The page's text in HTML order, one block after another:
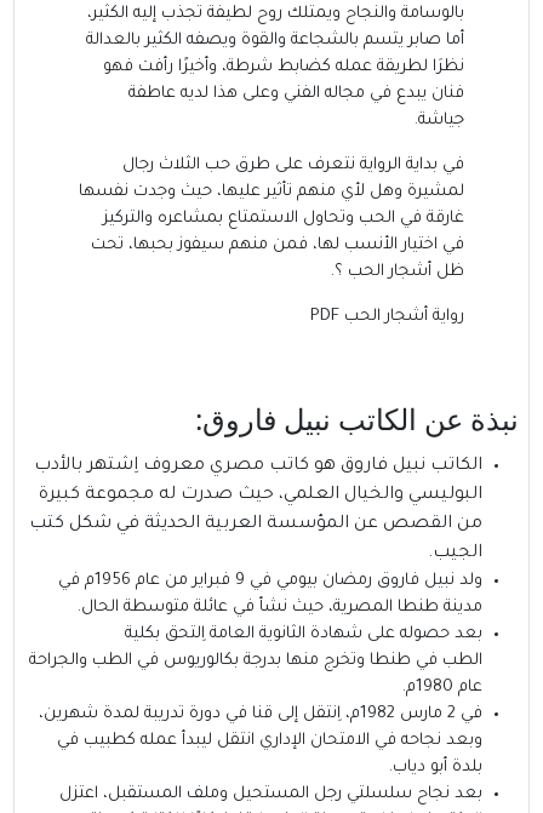
بالوسامة والنجاح ويمتلك روح لطيفة تجذب إليه الكثير،
أما صابر يتسم بالشجاعة والقوة ويصفه الكثير بالعدالة
نظرَا لطريقة عمله كضابط شرطة، وأخيرًا رأفت فهو
فنان يبدع في مجاله الفني وعلى هذا لديه عاطفة
جياشة.
في بداية الرواية نتعرف على طرق حب الثلاث رجال
لمشيرة وهل لأي منهم تأثير عليها، حيث وجدت نفسها
غارقة في الحب وتحاول الاستمتاع بمشاعره والتركيز
في اختيار الأنسب لها، فمن منهم سيفوز بحبها، تحت
ظل أشجار الحب ؟.
رواية أشجار الحب PDF
نبذة عن الكاتب نبيل فاروق:
الكاتب نبيل فاروق هو كاتب مصري معروف اِشتهر بالأدب
البوليسي والخيال العلمي، حيث صدرت له مجموعة كبيرة
من القصص عن المؤسسة العربية الحديثة في شكل كتب
الجيب.
ولد نبيل فاروق رمضان بيومي في 9 فبراير من عام 1956م في
مدينة طنطا المصرية، حيث نشأ في عائلة متوسطة الحال.
بعد حصوله على شهادة الثانوية العامة اِلتحق بكلية
الطب في طنطا وتخرج منها بدرجة بكالوريوس في الطب والجراحة
عام 1980م.
في 2 مارس 1982م، اِنتقل إلى قنا في دورة تدريبة لمدة شهرين،
وبعد نجاحه في الامتحان الإداري انتقل ليبدأ عمله كطبيب في
بلدة أبو دياب.
بعد نجاح سلسلتي رجل المستحيل وملف المستقبل، اعتزل